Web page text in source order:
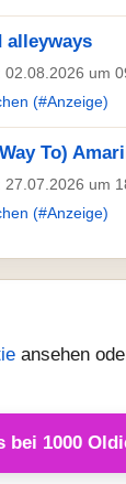
alleyways
02.08.2026 um
(#Anzeige)
To)
27.07.2026 um
(#Anzeige)
ansehen
bei 1000